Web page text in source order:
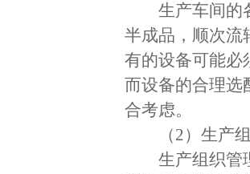
生产车间的各
半成品，顺次流
有的设备可能必
而设备的合理选
合考虑。
（2）生产组
生产组织管理